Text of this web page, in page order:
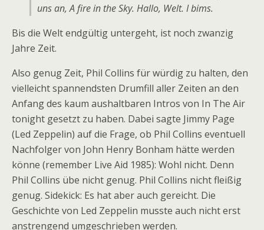
uns an, A fire in the Sky. Hallo, Welt. I bims.
Bis die Welt endgültig untergeht, ist noch zwanzig
Jahre Zeit.
Also genug Zeit, Phil Collins für würdig zu halten, den
vielleicht spannendsten Drumfill aller Zeiten an den
Anfang des kaum aushaltbaren Intros von In The Air
tonight gesetzt zu haben. Dabei sagte Jimmy Page
(Led Zeppelin) auf die Frage, ob Phil Collins eventuell
Nachfolger von John Henry Bonham hätte werden
könne (remember Live Aid 1985): Wohl nicht. Denn
Phil Collins übe nicht genug. Phil Collins nicht fleißig
genug. Sidekick: Es hat aber auch gereicht. Die
Geschichte von Led Zeppelin musste auch nicht erst
anstrengend umgeschrieben werden.